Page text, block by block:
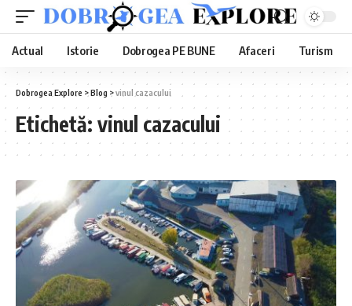
Actual Istorie Dobrogea PE BUNE Afaceri Turism
Dobrogea Explore >Blog >vinul cazacului
Etichetă: vinul cazacului